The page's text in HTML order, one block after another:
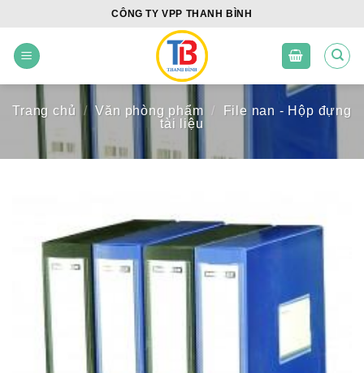
content
CÔNG TY VPP THANH BÌNH
Trang chủ / Văn phòng phẩm /
File nan - Hộp đựng
tài liệu